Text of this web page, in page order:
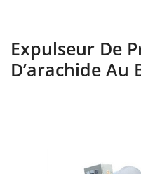
Expulseur De
D’arachide Au